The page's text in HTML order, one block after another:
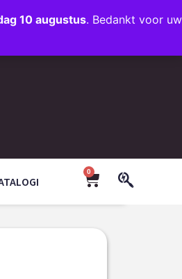
10 augustus. Bedankt voor uw
INFO@JMODESIGN.NL
(0)35 203 1663
0